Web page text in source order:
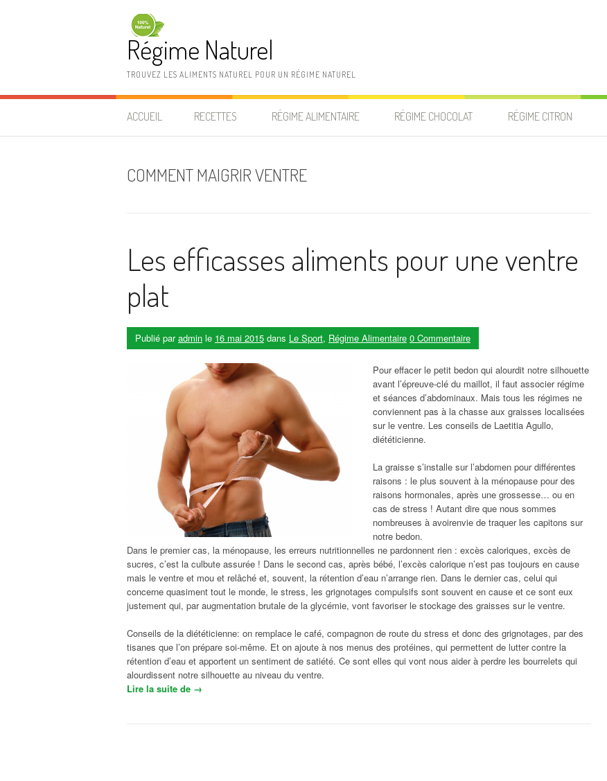
Régime Naturel
TROUVEZ LES ALIMENTS NATUREL POUR UN RÉGIME NATUREL
ACCUEIL RECETTES RÉGIME ALIMENTAIRE RÉGIME CHOCOLAT RÉGIME CITRON
COMMENT MAIGRIR VENTRE
Les efficasses aliments pour une ventre
plat
Publié paradmin le 16 mai 2015 dans Le Sport, Régime Alimentaire 0 Commentaire
Pour effacer le petit bedon qui alourdit notre silhouette
avant l’épreuve-clé du maillot, il faut associer régime
et séances d’abdominaux. Mais tous les régimes ne
conviennent pas à la chasse aux graisses localisées
sur le ventre. Les conseils de Laetitia Agullo,
diététicienne.
La graisse s’installe sur l’abdomen pour différentes
raisons : le plus souvent à la ménopause pour des
raisons hormonales, après une grossesse… ou en
cas de stress ! Autant dire que nous sommes
nombreuses à avoirenvie de traquer les capitons sur
notre bedon.
Dans le premier cas, la ménopause, les erreurs nutritionnelles ne pardonnent rien : excès caloriques, excès de
sucres, c’est la culbute assurée ! Dans le second cas, après bébé, l’excès calorique n’est pas toujours en cause
mais le ventre et mou et relâché et, souvent, la rétention d’eau n’arrange rien. Dans le dernier cas, celui qui
concerne quasiment tout le monde, le stress, les grignotages compulsifs sont souvent en cause et ce sont eux
justement qui, par augmentation brutale de la glycémie, vont favoriser le stockage des graisses sur le ventre.
Conseils de la diététicienne: on remplace le café, compagnon de route du stress et donc des grignotages, par des
tisanes que l’on prépare soi-même. Et on ajoute à nos menus des protéines, qui permettent de lutter contre la
rétention d’eau et apportent un sentiment de satiété. Ce sont elles qui vont nous aider à perdre les bourrelets qui
alourdissent notre silhouette au niveau du ventre.
Lire la suite de « Les efficasses aliments pour une ventre plat »
→